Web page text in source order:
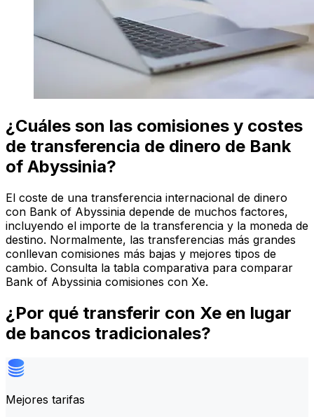
¿Cuáles son las comisiones y costes
de transferencia de dinero de Bank
of Abyssinia?
El coste de una transferencia internacional de dinero
con Bank of Abyssinia depende de muchos factores,
incluyendo el importe de la transferencia y la moneda de
destino. Normalmente, las transferencias más grandes
conllevan comisiones más bajas y mejores tipos de
cambio. Consulta la tabla comparativa para comparar
Bank of Abyssinia comisiones con Xe.
¿Por qué transferir con Xe en lugar
de bancos tradicionales?
Mejores tarifas